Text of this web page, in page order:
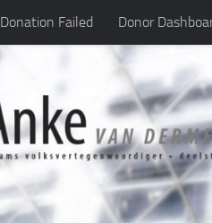
Donation Failed Donor